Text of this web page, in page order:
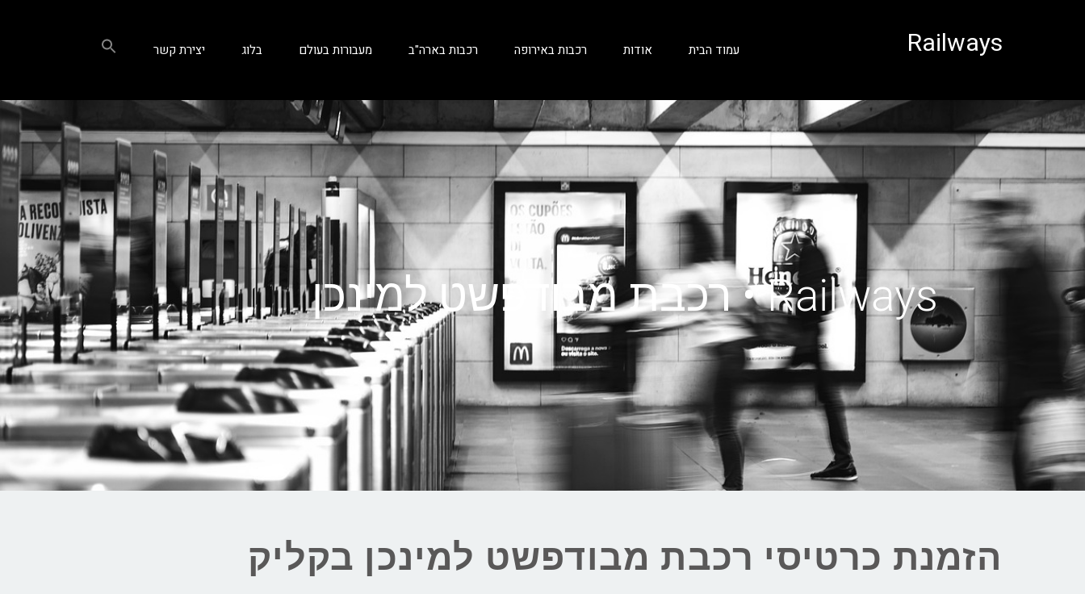
Railways עמוד הבית אודות רכבות באירופה רכבות בארה"ב מעבורות בעולם בלוג יצירת קשר
Railways • רכבת מבודפשט למינכן
הזמנת כרטיסי רכבת מבודפשט למינכן בקליק